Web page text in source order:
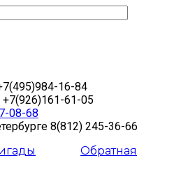
16-84
+7(926)161-61-05
08-68
8(812) 245-36-66
Обратная